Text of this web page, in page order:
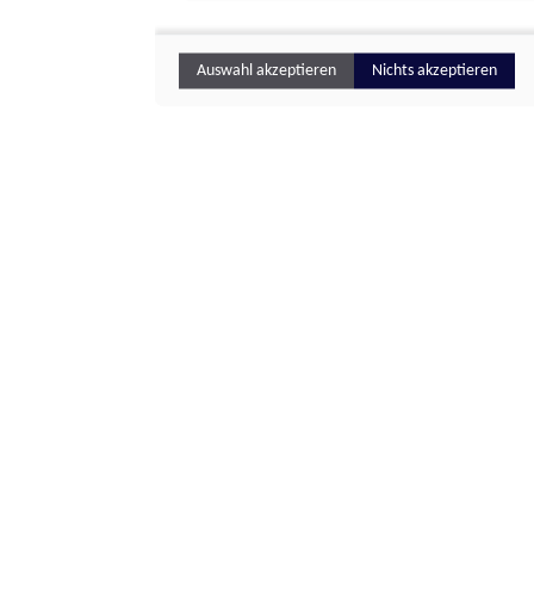
Auswahl akzeptieren Nichts akzeptieren